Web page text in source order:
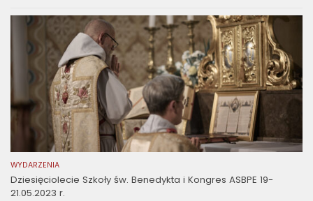
WYDARZENIA
Dziesięciolecie Szkoły św. Benedykta i Kongres ASBPE 19-
21.05.2023 r.